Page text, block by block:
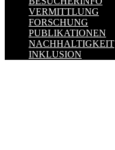
VERMITTLUNG
FORSCHUNG
PUBLIKATIONEN
NACHHALTIGKEIT
INKLUSION